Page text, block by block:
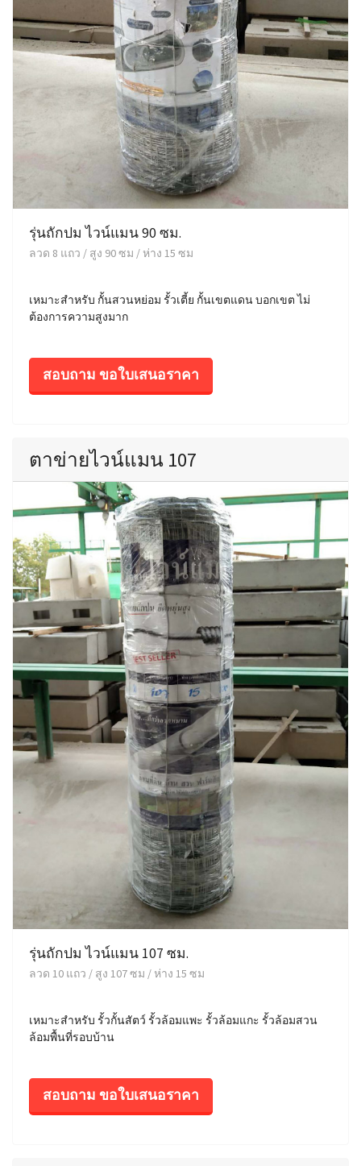
รุ่นถักปม ไวน์แมน 90 ซม.
ลวด 8 แถว / สูง 90 ซม / ห่าง 15 ซม
เหมาะสำหรับ กั้นสวนหย่อม รั้วเตี้ย กั้นเขตแดน บอกเขต ไม่
ต้องการความสูงมาก
สอบถาม ขอใบเสนอราคา
ตาข่ายไวน์แมน 107
รุ่นถักปม ไวน์แมน 107 ซม.
ลวด 10 แถว / สูง 107 ซม / ห่าง 15 ซม
เหมาะสำหรับ รั้วกั้นสัตว์ รั้วล้อมแพะ รั้วล้อมแกะ รั้วล้อมสวน
ล้อมพื้นที่รอบบ้าน
สอบถาม ขอใบเสนอราคา